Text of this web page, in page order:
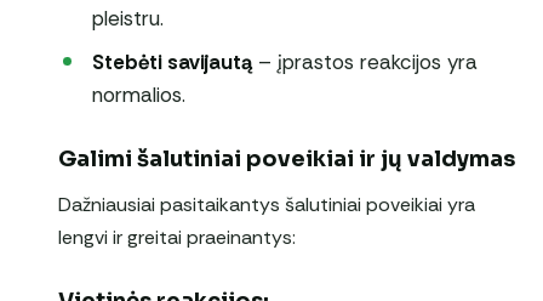
pleistru.
Stebėti savijautą– įprastos reakcijos yra
normalios.
Galimi šalutiniai poveikiai ir jų valdymas
Dažniausiai pasitaikantys šalutiniai poveikiai yra
lengvi ir greitai praeinantys: